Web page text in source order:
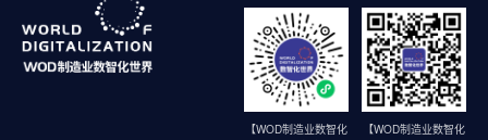
【WOD制造业数智化
【WOD制造业数智化